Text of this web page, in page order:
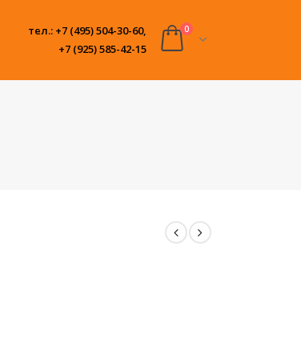
тел.: +7 (495) 504-30-60,
+7 (925) 585-42-15
0